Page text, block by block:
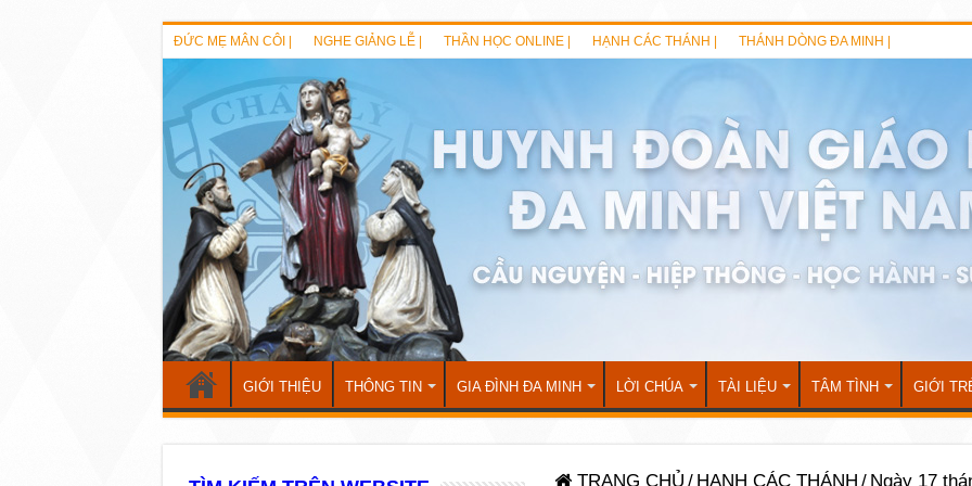
ĐỨC MẸ MÂN CÔI | NGHE GIẢNG LỄ | THẦN HỌC ONLINE | HẠNH CÁC THÁNH | THÁNH DÒNG ĐA MINH |
GIỚI THIỆU THÔNG TIN GIA ĐÌNH ĐA MINH LỜI CHÚA TÀI LIỆU TÂM TÌNH GIỚI
TRANG CHỦ / HẠNH CÁC THÁNH / Ngày 17